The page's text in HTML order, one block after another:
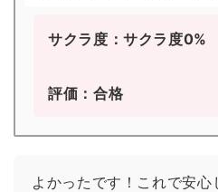
サクラ度：サクラ度0%
評価：合格
よかったです！これで安心